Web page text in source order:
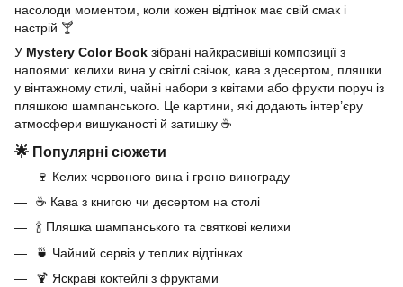
насолоди моментом, коли кожен відтінок має свій смак і
настрій 🍸
У Mystery Color Book зібрані найкрасивіші композиції з
напоями: келихи вина у світлі свічок, кава з десертом, пляшки
у вінтажному стилі, чайні набори з квітами або фрукти поруч із
пляшкою шампанського. Це картини, які додають інтер’єру
атмосфери вишуканості й затишку ☕
🌟 Популярні сюжети
🍷 Келих червоного вина і гроно винограду
☕ Кава з книгою чи десертом на столі
🍾 Пляшка шампанського та святкові келихи
🍵 Чайний сервіз у теплих відтінках
🍹 Яскраві коктейлі з фруктами